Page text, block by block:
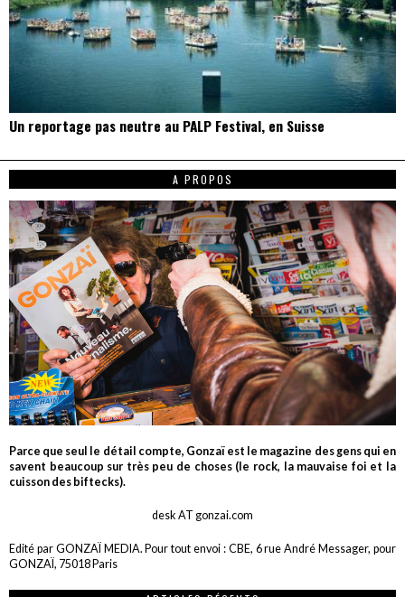
Un reportage pas neutre au PALP Festival, en Suisse
A PROPOS
Parce que seul le détail compte, Gonzaï est le magazine des gens qui en
savent beaucoup sur très peu de choses (le rock, la mauvaise foi et la
cuisson des biftecks).
desk AT gonzai.com
Edité par GONZAÏ MEDIA. Pour tout envoi : CBE, 6 rue André Messager, pour
GONZAÏ, 75018 Paris